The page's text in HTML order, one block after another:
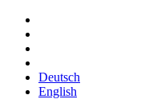
Deutsch
English